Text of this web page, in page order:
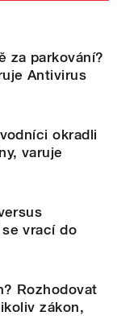
za parkování?
Antivirus
okradli
varuje
vrací do
Rozhodovat
zákon,